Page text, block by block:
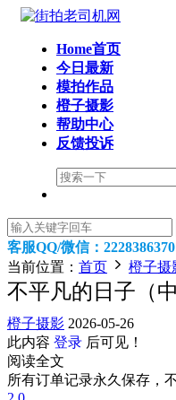
Home首页
今日最新
模拍作品
橙子摄影
帮助中心
反馈投诉
客服QQ/微信：
当前位置： 首页 橙子摄
不平凡的日子（中
橙子摄影 2026-05-26
此内容 登录 后可见！
阅读全文
所有订单记录永久保存，